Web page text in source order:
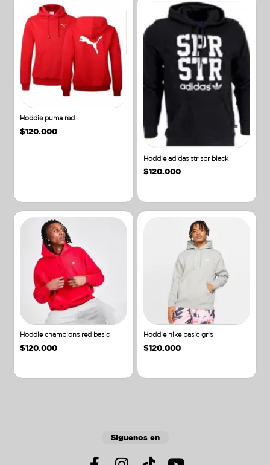
Hoddie puma red
$120.000
Hoddie adidas str spr black
$120.000
Hoddie champions red basic
$120.000
Hoddie nike basic gris
$120.000
Siguenos en